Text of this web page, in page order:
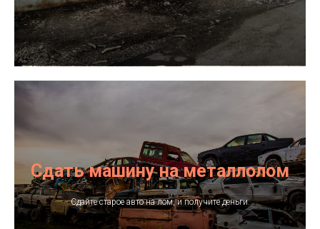
Сдать машину на металлолом
Сдайте старое авто на лом, и получите деньги.
Руководитель:
+7−912−956−22−55
Лобовая Елена Геннадьевна
пн-сб: 8:00-18:00, обед: 13:00-14:00
вс: 8:00-12:00
info@sferalom.ru
Я.Навигатор
Схема проезда